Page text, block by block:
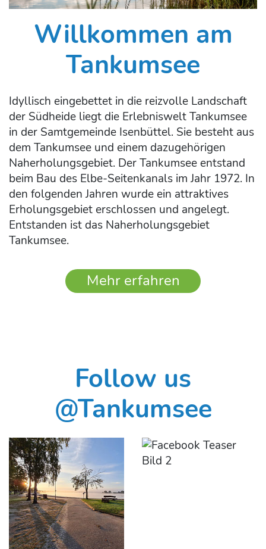
Willkommen am
Tankumsee
Idyllisch eingebettet in die reizvolle Landschaft
der Südheide liegt die Erlebniswelt Tankumsee
in der Samtgemeinde Isenbüttel. Sie besteht aus
dem Tankumsee und einem dazugehörigen
Naherholungsgebiet. Der Tankumsee entstand
beim Bau des Elbe-Seitenkanals im Jahr 1972. In
den folgenden Jahren wurde ein attraktives
Erholungsgebiet erschlossen und angelegt.
Entstanden ist das Naherholungsgebiet
Tankumsee.
Mehr erfahren
Follow us
@Tankumsee